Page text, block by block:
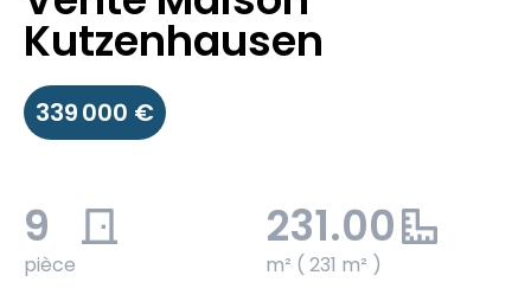
Kutzenhausen
339 000 €
9
pièce
231.00
m² ( 231 m² )